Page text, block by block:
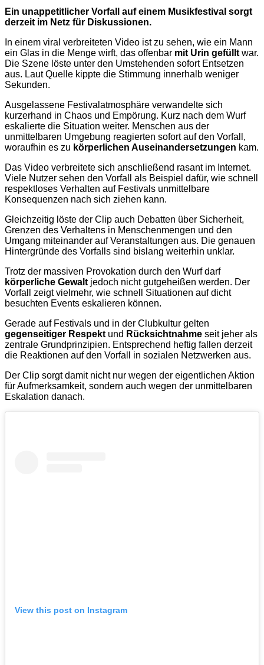
Ein unappetitlicher Vorfall auf einem Musikfestival sorgt
derzeit im Netz für Diskussionen.
In einem viral verbreiteten Video ist zu sehen, wie ein Mann
ein Glas in die Menge wirft, das offenbar mit Urin gefüllt war.
Die Szene löste unter den Umstehenden sofort Entsetzen
aus. Laut Quelle kippte die Stimmung innerhalb weniger
Sekunden.
Ausgelassene Festivalatmosphäre verwandelte sich
kurzerhand in Chaos und Empörung. Kurz nach dem Wurf
eskalierte die Situation weiter. Menschen aus der
unmittelbaren Umgebung reagierten sofort auf den Vorfall,
woraufhin es zu körperlichen Auseinandersetzungen kam.
Das Video verbreitete sich anschließend rasant im Internet.
Viele Nutzer sehen den Vorfall als Beispiel dafür, wie schnell
respektloses Verhalten auf Festivals unmittelbare
Konsequenzen nach sich ziehen kann.
Gleichzeitig löste der Clip auch Debatten über Sicherheit,
Grenzen des Verhaltens in Menschenmengen und den
Umgang miteinander auf Veranstaltungen aus. Die genauen
Hintergründe des Vorfalls sind bislang weiterhin unklar.
Trotz der massiven Provokation durch den Wurf darf
körperliche Gewalt jedoch nicht gutgeheißen werden. Der
Vorfall zeigt vielmehr, wie schnell Situationen auf dicht
besuchten Events eskalieren können.
Gerade auf Festivals und in der Clubkultur gelten
gegenseitiger Respekt und Rücksichtnahme seit jeher als
zentrale Grundprinzipien. Entsprechend heftig fallen derzeit
die Reaktionen auf den Vorfall in sozialen Netzwerken aus.
Der Clip sorgt damit nicht nur wegen der eigentlichen Aktion
für Aufmerksamkeit, sondern auch wegen der unmittelbaren
Eskalation danach.
View this post on Instagram